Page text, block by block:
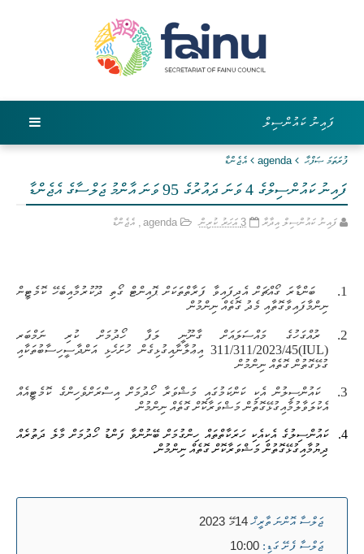
ފައިނު ކައުންސިލް
ފުރަތަމަ ޞަފްޙާ agenda އެޖެންޑާ
ފައިނު ކައުންސިލްގެ 4 ވަނަ ދައުރުގެ 95 ވަނަ އާންމު ޖަލްސާގެ އެޖެންޑާ
ފައިނު ކައުންސިލް އިދާރާ 3 އަހަރު ކުރިން agenda
, އެޖެންޑާ
1.
ބަންޑާރަ ގޯއްޗަށް އެދިފައިވާ ފަރާތްތަކަށް ޕޮއިންޓް ގޯތި ދޫކުރުމާއިބެހޭ ކޮމެޓީން
ނިންމާފައިވާގޮތާއި މެދު ގޮތެއް ނިންމުން
2.
ރުއްގަހުގެ މައްސަލައަށް ގާނޫނީ ލަފާ ހޯދުމަށް ކުރި ނަމްބަރ
(IUL)311/311/2023/45
އިޢުލާނާއިގުޅިގެން ހުށަހެޅި އަންދާސީހިސާބުތަކާއި
ގުޅޭގޮތުން ގޮތެއް ނިންމުން
3.
ކައުންސިލުން އެކި ކަންކަމުގައި މަޝްވަރާ ހޯދުމަށް އިސްރަށްވެހިންގެ ކޮމެޓީއެއް
އެކުލަވާލުމާއިގުޅޭގޮތުން މަޝްވަރާކޮށް ގޮތެއް ނިންމުން
4.
ކައުންސިލުގެ އެކިއެކި ހަރަކާތްތައް ހިންގުމަށް ބޭނުންވާ ފަންޑު ހޯދުމަށް މާލެ ދަތުރެއް
ދިޔުމާއިގުޅޭގޮތުން މަޝްވަރާކޮށް ގޮތެއް ނިންމުން.
ޖަލްސާ އޮންނަ ތާރީޚް 14މޭ 2023
ޖަލްސާ ފެށޭ ގަޑި: 10:00